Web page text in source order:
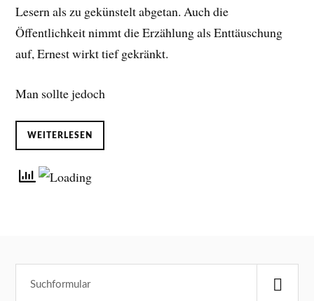
Lesern als zu gekünstelt abgetan. Auch die
Öffentlichkeit nimmt die Erzählung als Enttäuschung
auf, Ernest wirkt tief gekränkt.
Man sollte jedoch
WEITERLESEN